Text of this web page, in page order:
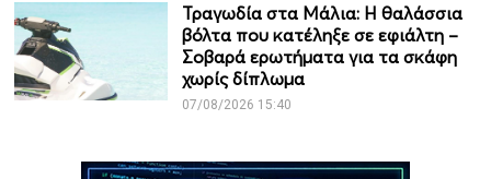
Τραγωδία στα Μάλια: Η θαλάσσια
βόλτα που κατέληξε σε εφιάλτη –
Σοβαρά ερωτήματα για τα σκάφη
χωρίς δίπλωμα
07/08/2026 15:40